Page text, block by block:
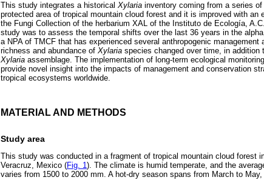
This study integrates a historical Xylaria inventory coming from a series
protected area of tropical mountain cloud forest and it is improved with
the Fungi Collection of the herbarium XAL of the Instituto de Ecología,
study was to assess the temporal shifts over the last 36 years in the
a NPA of TMCF that has experienced several anthropogenic
richness and abundance of Xylaria species changed over time, in
Xylaria assemblage. The implementation of long-term ecological
provide novel insight into the impacts of management and conservation
tropical ecosystems worldwide.
MATERIAL AND METHODS
Study area
This study was conducted in a fragment of tropical mountain cloud forest
Veracruz, Mexico (Fig. 1). The climate is humid temperate, and the
varies from 1500 to 2000 mm. A hot-dry season spans from March to